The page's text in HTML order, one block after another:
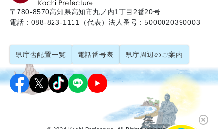
〒780-8570高知県高知市丸ノ内1丁目2番20号
電話：088-823-1111（代表）法人番号：5000020390003
県庁舎配置一覧 電話番号表 県庁周辺のご案内